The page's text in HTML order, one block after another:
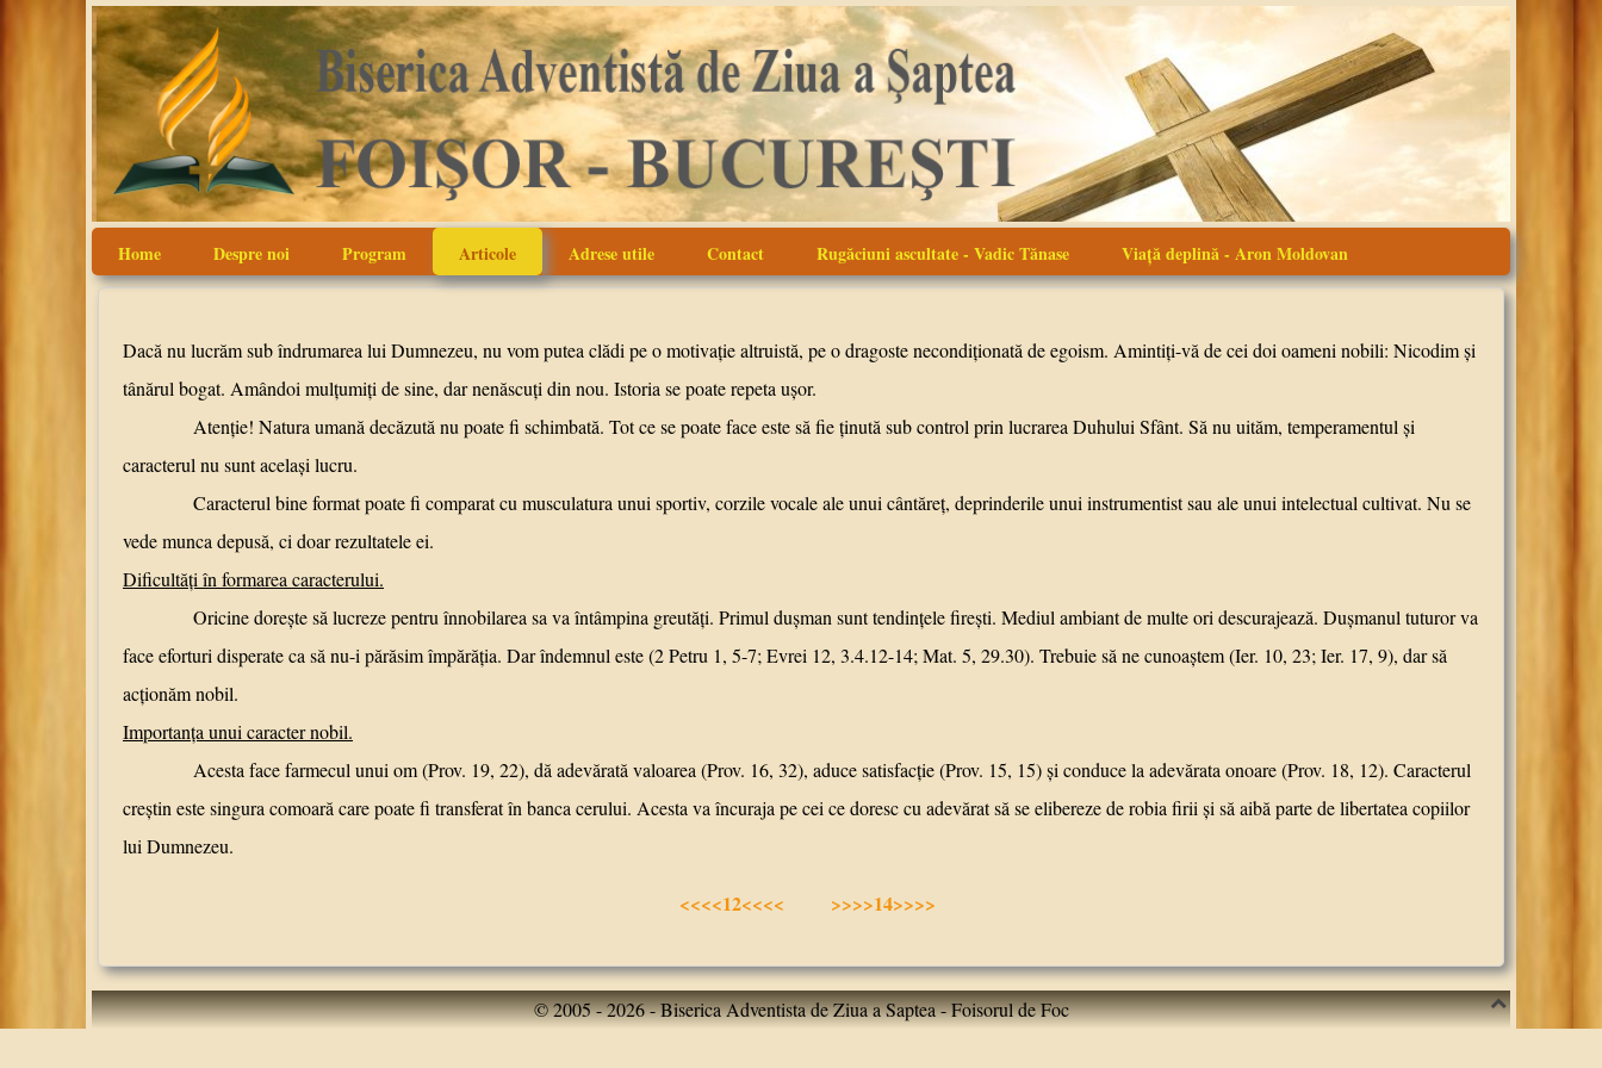
Home Despre noi Program Articole Adrese utile Contact Rugăciuni ascultate - Vadic Tănase Viaţă deplină - Aron Moldovan
Dacă nu lucrăm sub îndrumarea lui Dumnezeu, nu vom putea clădi pe o motivaţie altruistă, pe o dragoste necondiţionată de egoism. Amintiţi-vă de cei doi oameni nobili: Nicodim şi
tânărul bogat. Amândoi mulţumiţi de sine, dar nenăscuţi din nou. Istoria se poate repeta uşor.
Atenţie! Natura umană decăzută nu poate fi schimbată. Tot ce se poate face este să fie ţinută sub control prin lucrarea Duhului Sfânt. Să nu uităm, temperamentul şi
caracterul nu sunt acelaşi lucru.
Caracterul bine format poate fi comparat cu musculatura unui sportiv, corzile vocale ale unui cântăreţ, deprinderile unui instrumentist sau ale unui intelectual cultivat. Nu se
vede munca depusă, ci doar rezultatele ei.
Dificultăţi în formarea caracterului.
Oricine doreşte să lucreze pentru înnobilarea sa va întâmpina greutăţi. Primul duşman sunt tendinţele fireşti. Mediul ambiant de multe ori descurajează. Duşmanul tuturor va
face eforturi disperate ca să nu-i părăsim împărăţia. Dar îndemnul este (2 Petru 1, 5-7; Evrei 12, 3.4.12-14; Mat. 5, 29.30). Trebuie să ne cunoaştem (Ier. 10, 23; Ier. 17, 9), dar să
acţionăm nobil.
Importanţa unui caracter nobil.
Acesta face farmecul unui om (Prov. 19, 22), dă adevărată valoarea (Prov. 16, 32), aduce satisfacţie (Prov. 15, 15) şi conduce la adevărata onoare (Prov. 18, 12). Caracterul
creştin este singura comoară care poate fi transferat în banca cerului. Acesta va încuraja pe cei ce doresc cu adevărat să se elibereze de robia firii şi să aibă parte de libertatea copiilor
lui Dumnezeu.
<<<<12<<<< >>>>14>>>>
© 2005 - 2026 - Biserica Adventista de Ziua a Saptea - Foisorul de Foc